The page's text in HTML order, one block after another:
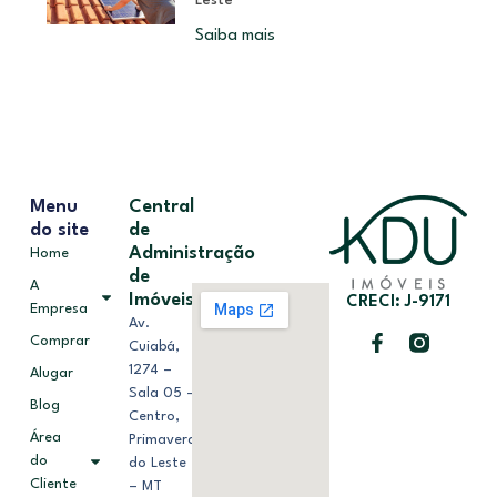
Saiba mais
CRECI: J-9171
Menu
do site
Home
A
Empresa
Comprar
Alugar
Blog
Área
do
Cliente
Central
de
Administração
de
Imóveis
Av.
Cuiabá,
1274 –
Sala 05 –
Centro,
Primavera
do Leste
– MT